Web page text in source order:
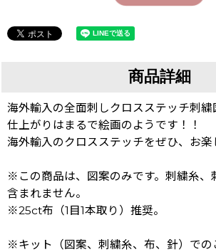
商品詳細
海外輸入の全面刺しクロスステッチ刺繍
仕上がりはまるで絵画のようです！！
海外輸入のクロスステッチをぜひ、お
※この商品は、図案のみです。刺繍糸、
含まれません。
※25ct布（1目1本取り）推奨。
※キット（図案、刺繍糸、布、針）での